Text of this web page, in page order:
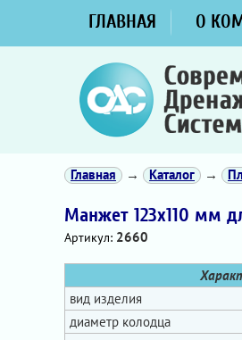
ГЛАВНАЯ О
Главная → Каталог →
Манжет 123х110 мм
Артикул: 2660
вид изделия
диаметр колодца